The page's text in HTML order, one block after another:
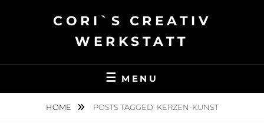
CORI`S CREATIV
WERKSTATT
MENU
HOME POSTS TAGGED KERZEN-KUNST